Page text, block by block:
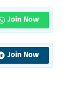
Join Now
Join Now